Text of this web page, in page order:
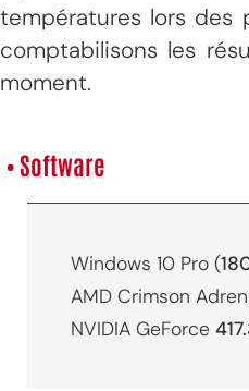
températures lors des
comptabilisons les
moment.
• Software
Windows 10 Pro (
AMD Crimson
NVIDIA GeForce